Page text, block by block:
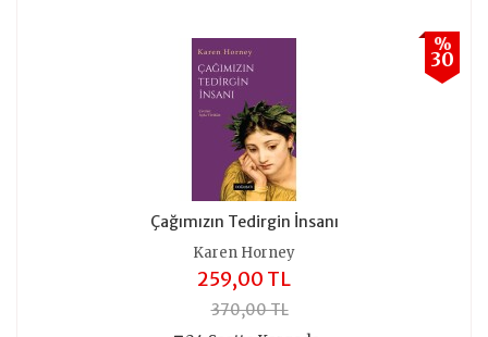
%
30
Çağımızın Tedirgin İnsanı
Karen Horney
259,00 TL
370,00 TL